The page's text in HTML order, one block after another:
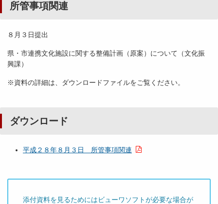
所管事項関連
８月３日提出
県・市連携文化施設に関する整備計画（原案）について（文化振
興課）
※資料の詳細は、ダウンロードファイルをご覧ください。
ダウンロード
平成２８年８月３日 所管事項関連
添付資料を見るためにはビューワソフトが必要な場合が